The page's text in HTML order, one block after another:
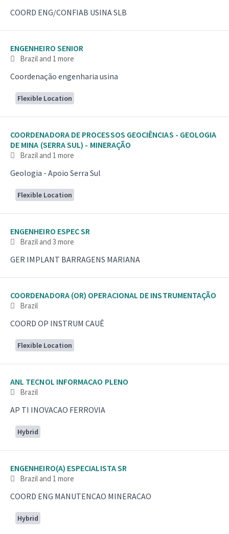
COORD ENG/CONFIAB USINA SLB
ENGENHEIRO SENIOR
Braziland 1 more
Coordenação engenharia usina
Flexible Location
COORDENADORA DE PROCESSOS GEOCIÊNCIAS - GEOLOGIA
DE MINA (SERRA SUL) - MINERAÇÃO
Braziland 1 more
Geologia - Apoio Serra Sul
Flexible Location
ENGENHEIRO ESPEC SR
Braziland 3 more
GER IMPLANT BARRAGENS MARIANA
COORDENADORA (OR) OPERACIONAL DE INSTRUMENTAÇÃO
Brazil
COORD OP INSTRUM CAUÊ
Flexible Location
ANL TECNOL INFORMACAO PLENO
Brazil
AP TI INOVACAO FERROVIA
Hybrid
ENGENHEIRO(A) ESPECIALISTA SR
Braziland 1 more
COORD ENG MANUTENCAO MINERACAO
Hybrid